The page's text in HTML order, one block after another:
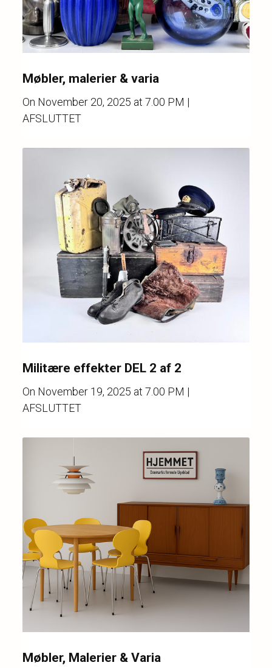
Møbler, malerier & varia
On November 20, 2025 at 7.00 PM |
AFSLUTTET
Militære effekter DEL 2 af 2
On November 19, 2025 at 7.00 PM |
AFSLUTTET
Møbler, Malerier & Varia